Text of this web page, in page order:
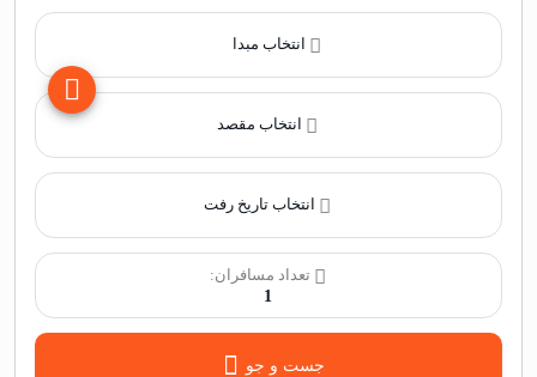
انتخاب مبدا
انتخاب مقصد
تعداد مسافران:
1
جست و جو